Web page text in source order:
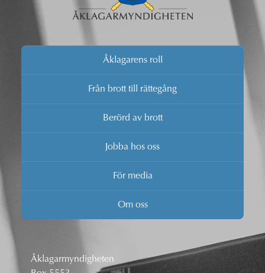
Åklagarens roll
Från brott till rättegång
Berörd av brott
Jobba hos oss
För media
Om oss
Åklagarmyndigheten